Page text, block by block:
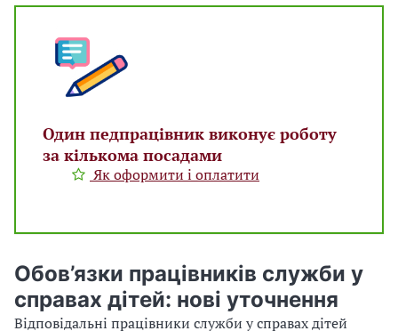
Один педпрацівник виконує роботу
за кількома посадами
Як оформити і оплатити
Обов’язки працівників служби у
справах дітей: нові уточнення
Відповідальні працівники служби у справах дітей